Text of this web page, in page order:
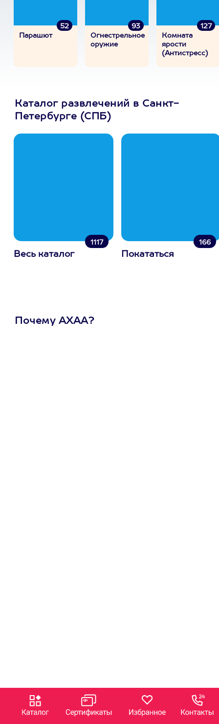
52
Парашют
93
Огнестрельное
оружие
127
Комната
ярости
(Антистресс)
Каталог развлечений в Санкт-
Петербурге (СПБ)
1117
Весь каталог
166
Покататься
Почему АХАА?